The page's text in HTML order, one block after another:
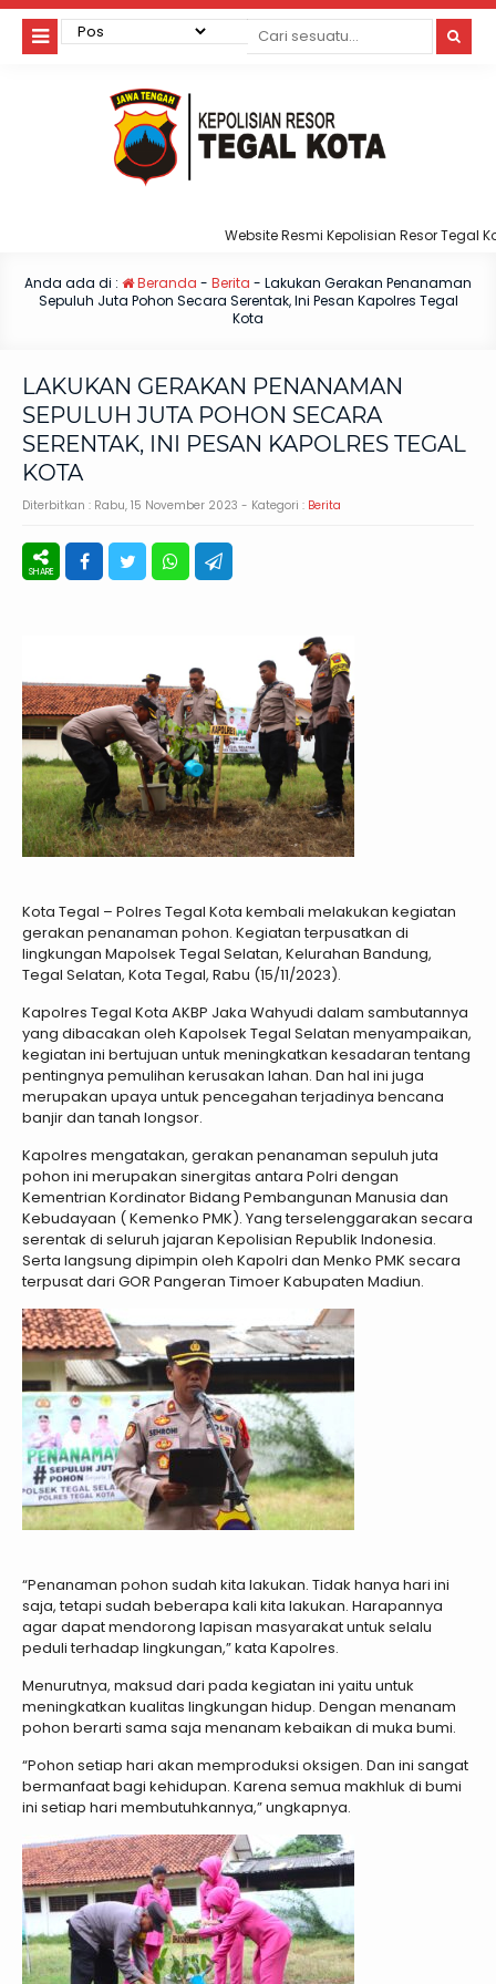
Website Resmi Kepolisian Resor Tegal Kota
Anda ada di : Beranda - Berita - Lakukan Gerakan Penanaman
Sepuluh Juta Pohon Secara Serentak, Ini Pesan Kapolres Tegal
Kota
LAKUKAN GERAKAN PENANAMAN
SEPULUH JUTA POHON SECARA
SERENTAK, INI PESAN KAPOLRES TEGAL
KOTA
Diterbitkan : Rabu, 15 November 2023 - Kategori : Berita
Kota Tegal – Polres Tegal Kota kembali melakukan kegiatan
gerakan penanaman pohon. Kegiatan terpusatkan di
lingkungan Mapolsek Tegal Selatan, Kelurahan Bandung,
Tegal Selatan, Kota Tegal, Rabu (15/11/2023).
Kapolres Tegal Kota AKBP Jaka Wahyudi dalam sambutannya
yang dibacakan oleh Kapolsek Tegal Selatan menyampaikan,
kegiatan ini bertujuan untuk meningkatkan kesadaran tentang
pentingnya pemulihan kerusakan lahan. Dan hal ini juga
merupakan upaya untuk pencegahan terjadinya bencana
banjir dan tanah longsor.
Kapolres mengatakan, gerakan penanaman sepuluh juta
pohon ini merupakan sinergitas antara Polri dengan
Kementrian Kordinator Bidang Pembangunan Manusia dan
Kebudayaan ( Kemenko PMK). Yang terselenggarakan secara
serentak di seluruh jajaran Kepolisian Republik Indonesia.
Serta langsung dipimpin oleh Kapolri dan Menko PMK secara
terpusat dari GOR Pangeran Timoer Kabupaten Madiun.
“Penanaman pohon sudah kita lakukan. Tidak hanya hari ini
saja, tetapi sudah beberapa kali kita lakukan. Harapannya
agar dapat mendorong lapisan masyarakat untuk selalu
peduli terhadap lingkungan,” kata Kapolres.
Menurutnya, maksud dari pada kegiatan ini yaitu untuk
meningkatkan kualitas lingkungan hidup. Dengan menanam
pohon berarti sama saja menanam kebaikan di muka bumi.
“Pohon setiap hari akan memproduksi oksigen. Dan ini sangat
bermanfaat bagi kehidupan. Karena semua makhluk di bumi
ini setiap hari membutuhkannya,” ungkapnya.